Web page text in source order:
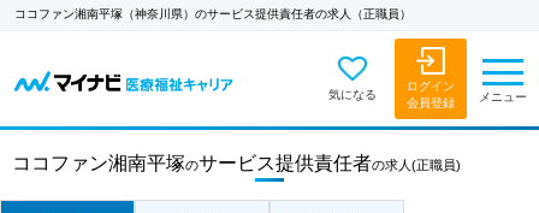
ココファン湘南平塚（神奈川県）のサービス提供責任者の求人（正職員）
気になる
ログイン
会員登録
メニュー
ココファン湘南平塚のサービス提供責任者の求人 (正職員)